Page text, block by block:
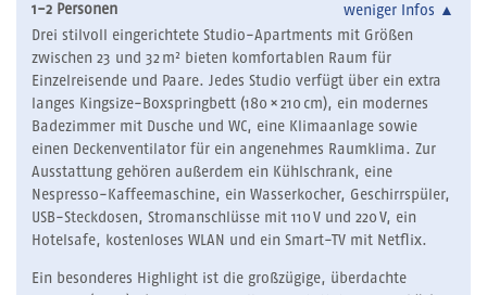
1-2 Personen weniger Infos ▲
Drei stilvoll eingerichtete Studio-Apartments mit Größen
zwischen 23 und 32 m² bieten komfortablen Raum für
Einzelreisende und Paare. Jedes Studio verfügt über ein extra
langes Kingsize-Boxspringbett (180 × 210 cm), ein modernes
Badezimmer mit Dusche und WC, eine Klimaanlage sowie
einen Deckenventilator für ein angenehmes Raumklima. Zur
Ausstattung gehören außerdem ein Kühlschrank, eine
Nespresso-Kaffeemaschine, ein Wasserkocher, Geschirrspüler,
USB-Steckdosen, Stromanschlüsse mit 110 V und 220 V, ein
Hotelsafe, kostenloses WLAN und ein Smart-TV mit Netflix.
Ein besonderes Highlight ist die großzügige, überdachte